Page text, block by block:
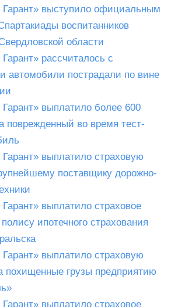
выступило официальным
воспитанников
области
рассчиталось с
автомобили пострадали по вине
выплатило более 600
поврежденный во время тест-
выплатило страховую
поставщику дорожно-
выплатило страховое
ипотечного страхования
выплатило страховую
похищенные грузы предприятию
выплатило страховое